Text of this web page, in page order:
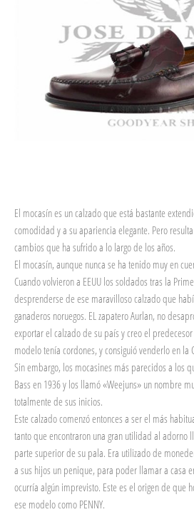
El mocasín es un calzado que está bastante
comodidad y a su apariencia elegante. Pero
cambios que ha sufrido a lo largo de los años.
El mocasín, aunque nunca se ha tenido muy en
Cuando volvieron a EEUU los soldados tras la
desprenderse de ese maravilloso calzado que
ganaderos noruegos. EL zapatero Aurlan, no
exportar el calzado de su país y creo el
modelo tenía cordones, y consiguió venderlo en la
Sin embargo, los mocasines más parecidos a los
Bass en 1936 y los llamó «Weejuns» un nombre
totalmente de sus inicios.
Este calzado comenzó entonces a ser el más
tanto que encontraron una gran utilidad al adorno
parte superior de su pala. Era utilizado de
a sus hijos un penique, para poder llamar a casa
ocurría algún imprevisto. Este es el origen de que
ese modelo como PENNY.